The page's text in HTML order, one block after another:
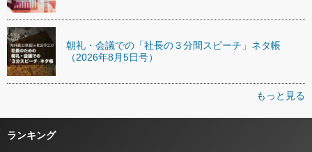
朝礼・会議での「社長の３分間スピーチ」ネタ帳
（2026年8月5日号）
もっと見る
ランキング